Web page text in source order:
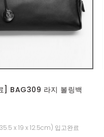
] BAG309 라지 볼링백
x 19 x 12.5cm) 입고완료